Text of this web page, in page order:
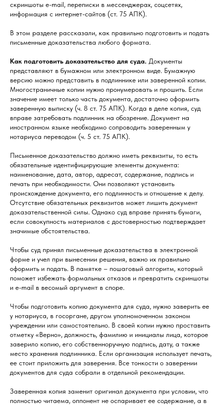
скриншоты e-mail, переписки в мессенджерах, соцсетях,
информация с интернет-сайтов (ст. 75 АПК).
В этом разделе рассказали, как правильно подготовить и подать
письменные доказательства любого формата.
Как подготовить доказательство для суда. Документы
представляют в бумажном или электронном виде. Бумажную
версию можно представить в подлиннике или заверенной копии.
Многостраничные копии нужно пронумеровать и прошить. Если
значение имеет только часть документа, достаточно оформить
заверенную выписку (ч. 8 ст. 75 АПК). Когда в деле копия, суд
вправе затребовать подлинник на обозрение. Документ на
иностранном языке необходимо сопроводить заверенным у
нотариуса переводом (ч. 5 ст. 75 АПК).
Письменное доказательство должно иметь реквизиты, то есть
обязательные идентифицирующие элементы документа:
наименование, дата, автор, адресат, содержание, подпись и
печать при необходимости. Они позволяют установить
происхождение документа, его подлинность и отношение к делу.
Отсутствие обязательных реквизитов может лишить документ
доказательственной силы. Однако суд вправе принять бумаги,
если совокупность материалов с достоверностью подтверждает
значимые обстоятельства.
Чтобы суд принял письменные доказательства в электронной
форме и учел при вынесении решения, важно их правильно
оформить и подать. В памятке – пошаговый алгоритм, который
поможет избежать формальных отказов и превратить скриншоты
и e-mail в весомый аргумент в споре.
Чтобы подготовить копию документа для суда, нужно заверить ее
у нотариуса, в госоргане, другом уполномоченном законом
учреждении или самостоятельно. В своей копии нужно проставить
отметку «Верно», должность, фамилию и инициалы лица, которое
заверило копию, его собственноручную подпись, дату, а также
место хранения подлинника. Если организация использует печать,
ее стоит приложить для заверения. Все тонкости о заверении
документов для суда собрали в отдельной рекомендации.
Заверенная копия заменит оригинал документа при условии, что
полностью читаема, оппонент не оспаривает ее содержание, а в